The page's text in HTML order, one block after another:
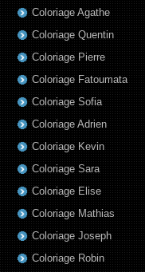
Coloriage Agathe
Coloriage Quentin
Coloriage Pierre
Coloriage Fatoumata
Coloriage Sofia
Coloriage Adrien
Coloriage Kevin
Coloriage Sara
Coloriage Elise
Coloriage Mathias
Coloriage Joseph
Coloriage Robin